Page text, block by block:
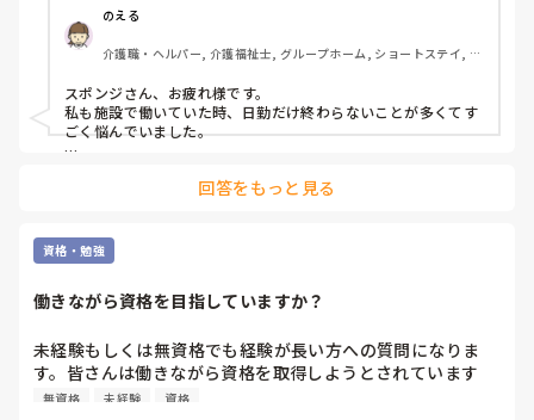
自身で考える僕が仕事が終わらない要因は
①タイムスケジュール化が上手くできていない
③報告しなくていい事、した方がいい事のグレーゾーン。
③に関しては現場慣れでしかないと思うのですが
僕は全てを共有しないといけないとある種の強迫観念があり
夫と言うが身体の異常など。
緊急時は除きますが
残業＝仕事できない
2週間前から独り立ちしましたが
してから毎回他の職員に「まだいるの！？」と言われます。
のえる
介護職・ヘルパー, 介護福祉士, グループホーム, ショートステイ, デ
護
スポンジさん、お疲れ様です。
私も施設で働いていた時、日勤だけ終わらないことが多くてす
ごく悩んでいました。
最初の頃は、全部きっちりやらなきゃと思って時間が足りなく
なっていました。
でも実際は「優先順位」がすごく大事で、
・その日中に絶対必要なケア
を先に終わらせて、その他は無理に抱え込まないようにしてい
ました。
回答をもっと見る
資格・勉強
働きながら資格を目指していますか？
未経験もしくは無資格でも経験が長い方への質問になりま
す。皆さんは働きながら資格を取得しようとされています
か？その場合、理由や会社の制度を教えてください。
無資格 未経験 資格